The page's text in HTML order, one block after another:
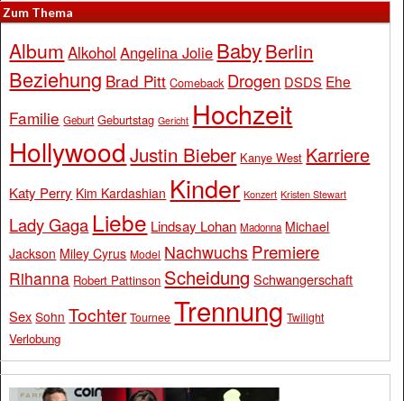
Zum Thema
Album Alkohol Angelina Jolie BabyBerlin
Beziehung Brad Pitt Comeback Drogen DSDS Ehe
Familie Geburt Geburtstag Gericht Hochzeit
Hollywood Justin Bieber Kanye West Karriere
Katy Perry Kim Kardashian Kinder Konzert Kristen Stewart
Lady Gaga Liebe Lindsay Lohan Madonna Michael
Jackson Miley Cyrus Model Nachwuchs Premiere
Rihanna Robert Pattinson Scheidung Schwangerschaft
Sex Sohn Tochter Tournee Trennung Twilight
Verlobung